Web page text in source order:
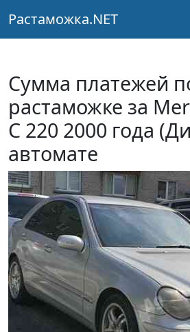
Растаможка.NET
Сумма платежей
растаможке за
C 220 2000 года
автомате